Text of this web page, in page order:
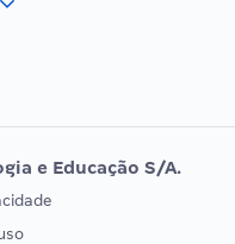
DE ORDEM
e Educação S/A.